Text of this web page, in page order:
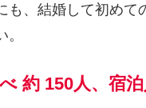
も、結婚して初めて
約 150人、宿